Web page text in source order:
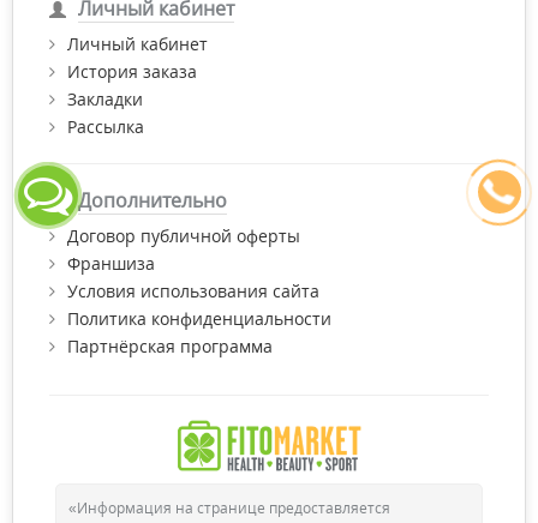
Личный кабинет
Личный кабинет
История заказа
Закладки
Рассылка
Дополнительно
Договор публичной оферты
Франшиза
Условия использования сайта
Политика конфиденциальности
Партнёрская программа
«Информация на странице предоставляется